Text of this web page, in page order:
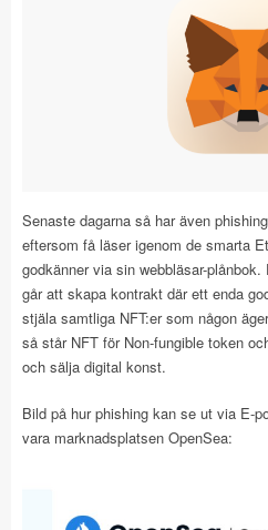
Senaste dagarna så har även
eftersom få läser igenom de smarta
godkänner via sin webbläsar-
går att skapa kontrakt där ett enda
stjäla samtliga NFT:er som någon
så står NFT för Non-fungible token
och sälja digital konst.
Bild på hur phishing kan se ut via E-
vara marknadsplatsen OpenSea: